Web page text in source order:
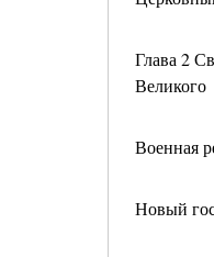
Глава 2
Великого
Военная
Новый